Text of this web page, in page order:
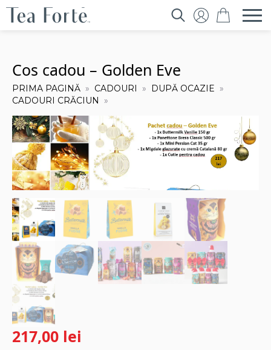
Cos cadou – Golden Eve
PRIMA PAGINĂ CADOURI
DUPĂ OCAZIE
CADOURI CRĂCIUN
217,00 lei